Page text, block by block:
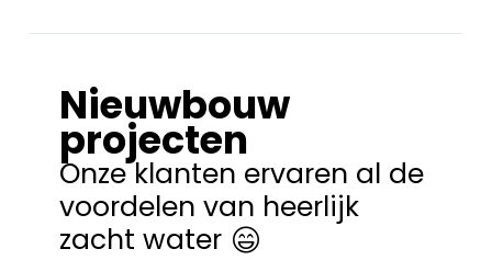
Nieuwbouw
projecten
Onze klanten ervaren al de
voordelen van heerlijk
zacht water